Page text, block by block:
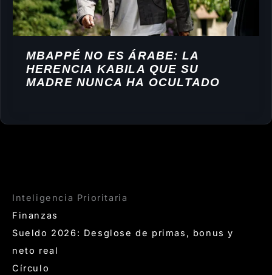
MBAPPÉ NO ES ÁRABE: LA
HERENCIA KABILA QUE SU
MADRE NUNCA HA OCULTADO
Inteligencia Prioritaria
Finanzas
Sueldo 2026: Desglose de primas, bonus y
neto real
Círculo